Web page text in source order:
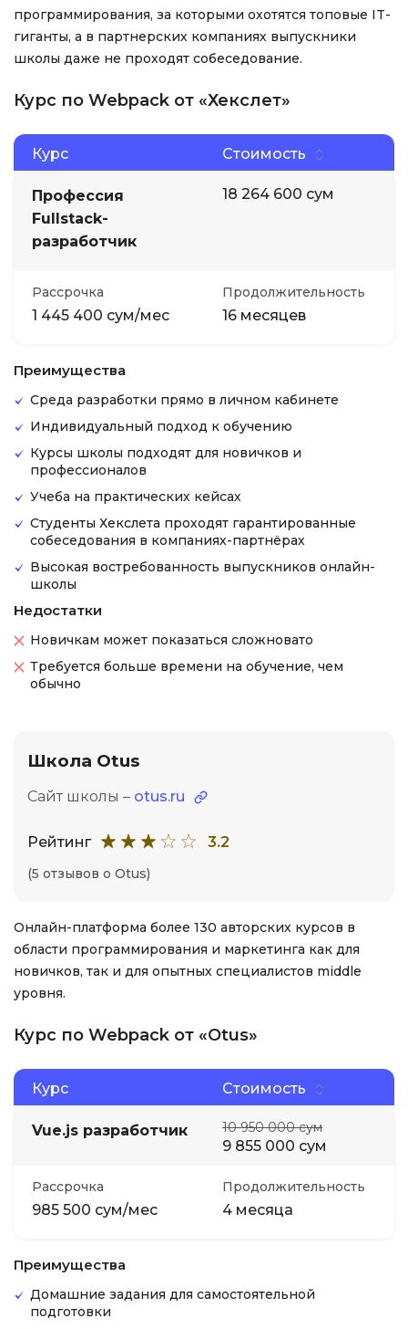
программирования, за которыми охотятся топовые IT-
гиганты, а в партнерских компаниях выпускники
школы даже не проходят собеседование.
Курс по Webpack от «Хекслет»
Курс Стоимость
Профессия
Fullstack-
разработчик
18 264 600 сум
Рассрочка
1 445 400 сум/мес
Продолжительность
16 месяцев
Преимущества
Среда разработки прямо в личном кабинете
Индивидуальный подход к обучению
Курсы школы подходят для новичков и
профессионалов
Учеба на практических кейсах
Студенты Хекслета проходят гарантированные
собеседования в компаниях-партнёрах
Высокая востребованность выпускников онлайн-
школы
Недостатки
Новичкам может показаться сложновато
Требуется больше времени на обучение, чем
обычно
Школа Otus
Сайт школы – otus.ru
Рейтинг 3.2
(5 отзывов о Otus)
Онлайн-платформа более 130 авторских курсов в
области программирования и маркетинга как для
новичков, так и для опытных специалистов middle
уровня.
Курс по Webpack от «Otus»
Курс Стоимость
Vue.js разработчик 10 950 000 сум
9 855 000 сум
Рассрочка
985 500 сум/мес
Продолжительность
4 месяца
Преимущества
Домашние задания для самостоятельной
подготовки